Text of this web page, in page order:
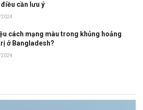
cần lưu ý
cách mạng màu trong khủng hoảng
ở Bangladesh?